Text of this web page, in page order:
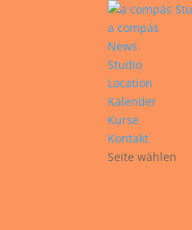
a compás
News
Studio
Location
Kalender
Kurse
Kontakt
Seite wählen